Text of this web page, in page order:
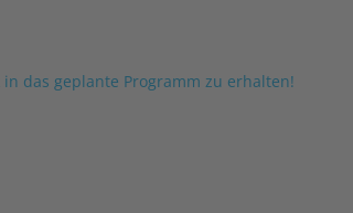
das geplante Programm zu erhalten!